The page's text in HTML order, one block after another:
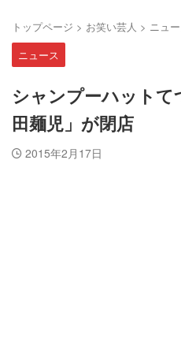
トップページ > お笑い芸人 > ニュ
ニュース
シャンプーハットて
田麺児」が閉店
2015年2月17日